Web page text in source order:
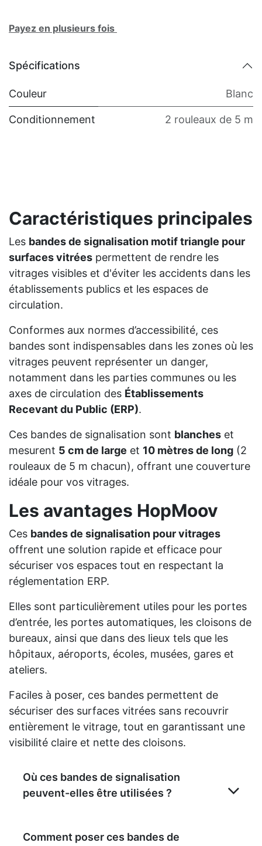
Payez en plusieurs fois
Spécifications
Couleur Blanc
Conditionnement 2 rouleaux de 5 m
Caractéristiques principales
Les bandes de signalisation motif triangle pour
surfaces vitrées permettent de rendre les
vitrages visibles et d'éviter les accidents dans les
établissements publics et les espaces de
circulation.
Conformes aux normes d’accessibilité, ces
bandes sont indispensables dans les zones où les
vitrages peuvent représenter un danger,
notamment dans les parties communes ou les
axes de circulation des Établissements
Recevant du Public (ERP).
Ces bandes de signalisation sont blanches et
mesurent 5 cm de large et 10 mètres de long (2
rouleaux de 5 m chacun), offrant une couverture
idéale pour vos vitrages.
Les avantages HopMoov
Ces bandes de signalisation pour vitrages
offrent une solution rapide et efficace pour
sécuriser vos espaces tout en respectant la
réglementation ERP.
Elles sont particulièrement utiles pour les portes
d’entrée, les portes automatiques, les cloisons de
bureaux, ainsi que dans des lieux tels que les
hôpitaux, aéroports, écoles, musées, gares et
ateliers.
Faciles à poser, ces bandes permettent de
sécuriser des surfaces vitrées sans recouvrir
entièrement le vitrage, tout en garantissant une
visibilité claire et nette des cloisons.
Où ces bandes de signalisation
peuvent-elles être utilisées ?
Comment poser ces bandes de